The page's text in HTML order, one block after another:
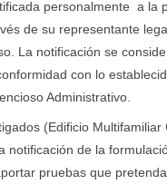
personalmente a la
de su representante
La notificación se
con lo
Administrativo.
(Edificio
notificación de la
pruebas que